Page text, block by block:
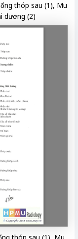
thóp sau (1), Mu
dương (2)